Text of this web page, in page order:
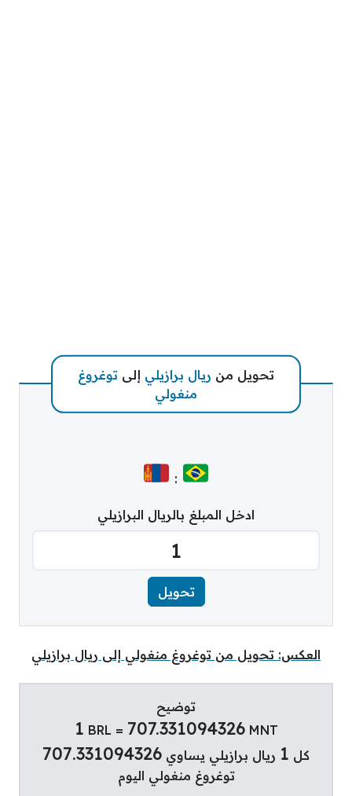
تحويل من ريال برازيلي إلىتوغروغ
منغولي
:
ادخل المبلغ بالريال البرازيلي
العكس: تحويل من توغروغ منغولي إلى ريال برازيلي
توضيح
1 BRL = 707.331094326MNT
كل 1 ريال برازيلي يساوي 707.331094326
توغروغ منغولي اليوم